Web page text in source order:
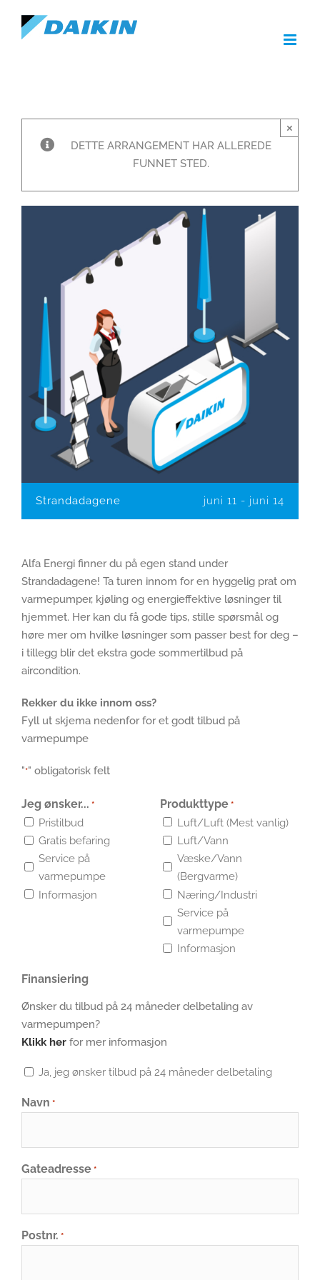
content
DETTE ARRANGEMENT HAR ALLEREDE
FUNNET STED.
×
Strandadagene juni 11 - juni 14
Alfa Energi finner du på egen stand under
Strandadagene! Ta turen innom for en hyggelig prat om
varmepumper, kjøling og energieffektive løsninger til
hjemmet. Her kan du få gode tips, stille spørsmål og
høre mer om hvilke løsninger som passer best for deg –
i tillegg blir det ekstra gode sommertilbud på
aircondition.
Rekker du ikke innom oss?
Fyll ut skjema nedenfor for et godt tilbud på
varmepumpe
"*" obligatorisk felt
Jeg ønsker... *
Pristilbud
Gratis befaring
Service på
varmepumpe
Informasjon
Produkttype *
Luft/Luft (Mest vanlig)
Luft/Vann
Væske/Vann
(Bergvarme)
Næring/Industri
Service på
varmepumpe
Informasjon
Finansiering
Ønsker du tilbud på 24 måneder delbetaling av
varmepumpen?
Klikk her for mer informasjon
Ja, jeg ønsker tilbud på 24 måneder delbetaling
Navn *
Gateadresse *
Postnr. *